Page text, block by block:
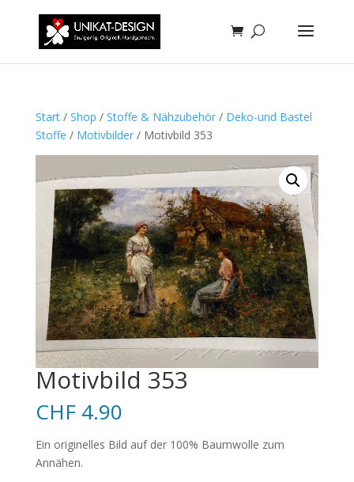
Start/ Shop / Stoffe & Nähzubehör/ Deko-und Bastel
Stoffe / Motivbilder/ Motivbild 353
Motivbild 353
CHF4.90
Ein originelles Bild auf der 100% Baumwolle zum
Annähen.